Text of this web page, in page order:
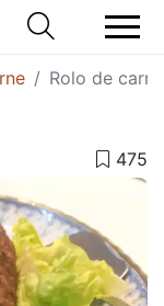
Rolo de carne